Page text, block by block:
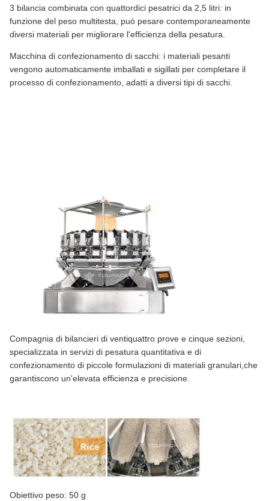
3 bilancia combinata con quattordici pesatrici da 2,5 litri: in
funzione del peso multitesta, può pesare contemporaneamente
diversi materiali per migliorare l'efficienza della pesatura.
Macchina di confezionamento di sacchi: i materiali pesanti
vengono automaticamente imballati e sigillati per completare il
processo di confezionamento, adatti a diversi tipi di sacchi.
Compagnia di bilancieri di ventiquattro prove e cinque sezioni,
specializzata in servizi di pesatura quantitativa e di
confezionamento di piccole formulazioni di materiali granulari,che
garantiscono un'elevata efficienza e precisione.
Obiettivo peso: 50 g